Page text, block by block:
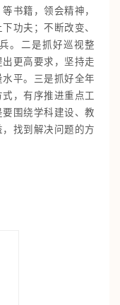
书籍，领会精神，
功夫；不断改变、
。二是抓好巡视整
更高要求，坚持走
平。三是抓好全年
，有序推进重点工
围绕学科建设、教
找到解决问题的方